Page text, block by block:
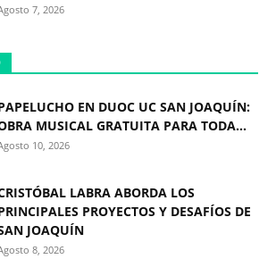
7, 2026
EN DUOC UC SAN JOAQUÍN:
MUSICAL GRATUITA PARA TODA...
10, 2026
LABRA ABORDA LOS
PROYECTOS Y DESAFÍOS DE
JOAQUÍN
8, 2026